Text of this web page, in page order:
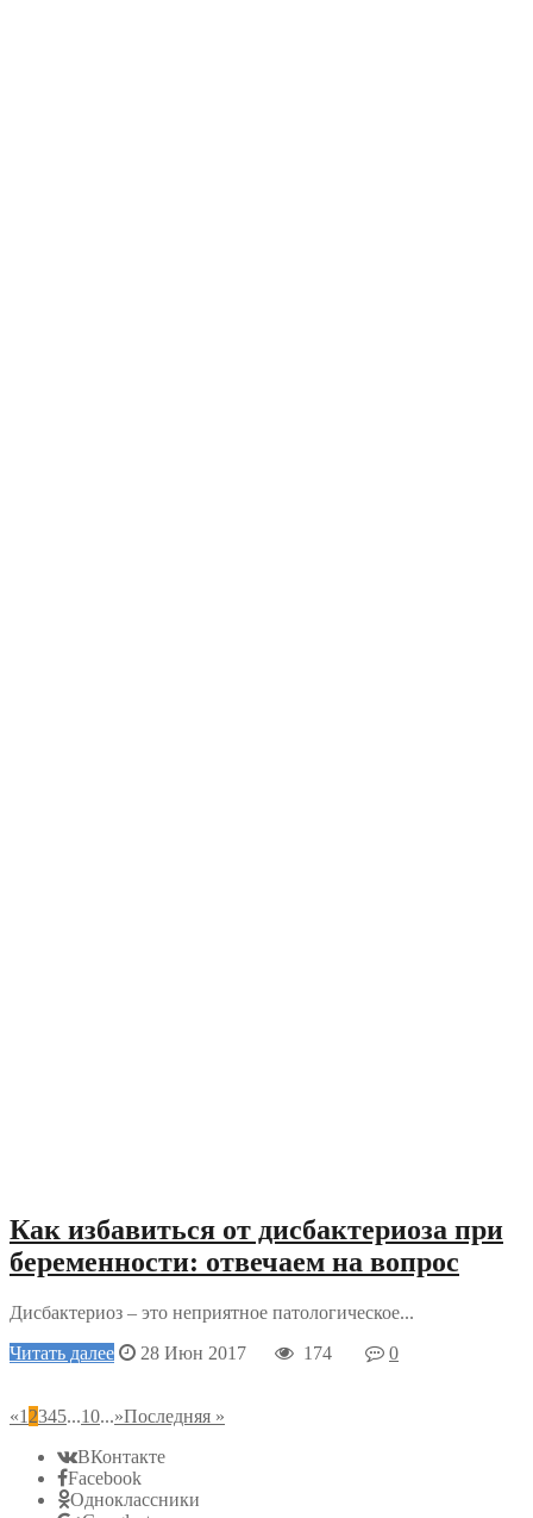
Как избавиться от дисбактериоза при
беременности: отвечаем на вопрос
Дисбактериоз – это неприятное патологическое...
Читать далее
28 Июн 2017 174 0
«1 2345...10...»Последняя »
ВКонтакте
Facebook
Одноклассники